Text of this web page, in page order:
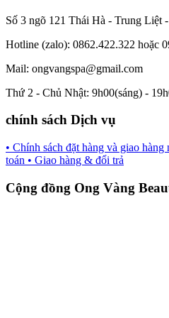
Số 3 ngõ 121 Thái Hà - Trung
Hotline (zalo): 0862.422.322 hoặc
Mail: ongvangspa@gmail.com
Thứ 2 - Chủ Nhật: 9h00(sáng) -
chính sách Dịch vụ
• Chính sách đặt hàng và giao hàng
toán • Giao hàng & đổi trả
Cộng đồng Ong Vàng